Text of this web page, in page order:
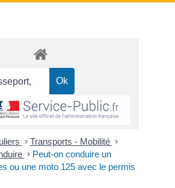
> Transports - Mobilité >
> Peut-on conduire un
ou une moto 125 avec le permis